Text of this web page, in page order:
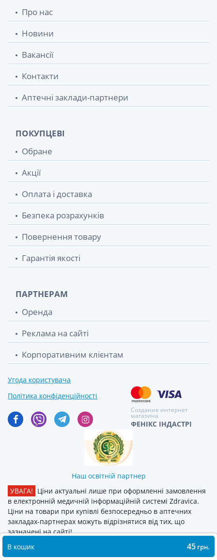
В кошик 45 грн.
Про нас
Новини
Вакансії
Контакти
Аптечні заклади-партнери
ПОКУПЦЕВІ
Обране
Акції
Оплата і доставка
Безпека розрахунків
Повернення товару
Гарантія якості
ПАРТНЕРАМ
Оренда
Реклама на сайті
Корпоративним клієнтам
Угода користувача
Політика конфіденційності
Создание интернет
магазина
ФЕНІКС ІНДАСТРІ
Наш освітній партнер
УВАГА! Ціни актуальні лише при оформленні замовлення
в електронній медичній інформаційній системі Zdravica.
Ціни на товари при купівлі безпосередньо в аптечних
закладах-партнерах можуть відрізнятися від тих, що
зазначені на сайті!